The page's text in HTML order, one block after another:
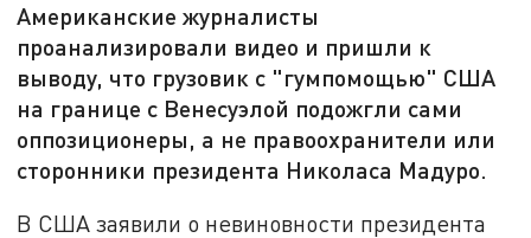
Американские журналисты
проанализировали видео и пришли к
выводу, что грузовик с "гумпомощью" США
на границе с Венесуэлой подожгли сами
оппозиционеры, а не правоохранители или
сторонники президента Николаса Мадуро.
В США заявили о невиновности президента